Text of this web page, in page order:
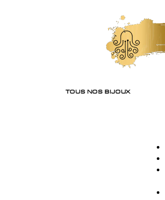
TOUS NOS BIJOUX